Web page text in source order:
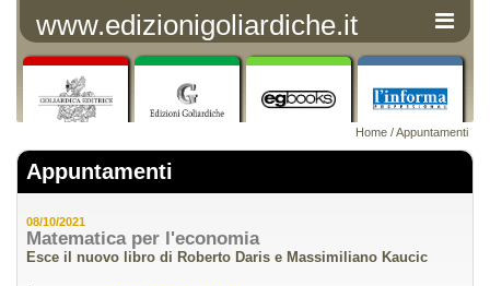
www.edizionigoliardiche.it
Home /Appuntamenti
Appuntamenti
08/10/2021
Matematica per l'economia
Esce il nuovo libro di Roberto Daris e Massimiliano Kaucic